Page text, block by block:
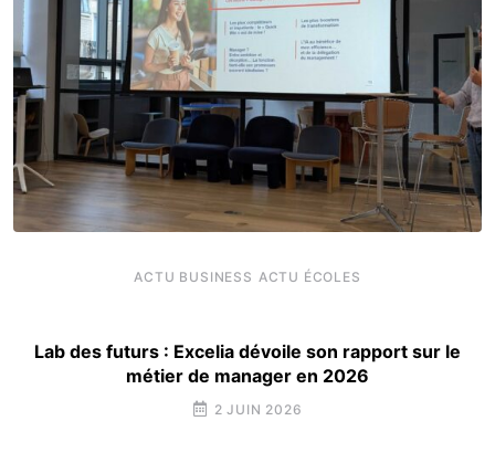
ACTU BUSINESS ACTU ÉCOLES
Lab des futurs : Excelia dévoile son rapport sur le
métier de manager en 2026
2 JUIN 2026